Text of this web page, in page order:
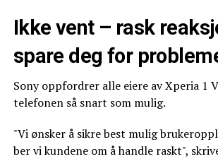
Ikke vent – rask
spare deg for
Sony oppfordrer alle eiere av Xperia 1
telefonen så snart som mulig.
"Vi ønsker å sikre best mulig
ber vi kundene om å handle raskt",